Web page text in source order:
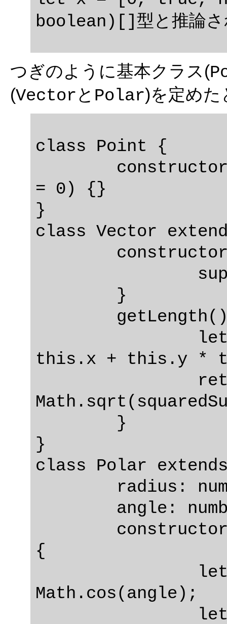
つぎのように基本クラス(
(Vector と Polar)を定めた
class Point {
= 0) {}
}
class Vector
this.x + this.y *
}
class Polar
{
Math.cos(angle);